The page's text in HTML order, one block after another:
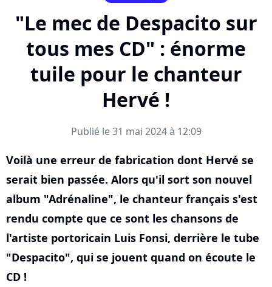
"Le mec de Despacito sur
tous mes CD" : énorme
tuile pour le chanteur
Hervé !
Publié le 31 mai 2024 à 12:09
Voilà une erreur de fabrication dont Hervé se
serait bien passée. Alors qu'il sort son nouvel
album "Adrénaline", le chanteur français s'est
rendu compte que ce sont les chansons de
l'artiste portoricain Luis Fonsi, derrière le tube
"Despacito", qui se jouent quand on écoute le
CD !